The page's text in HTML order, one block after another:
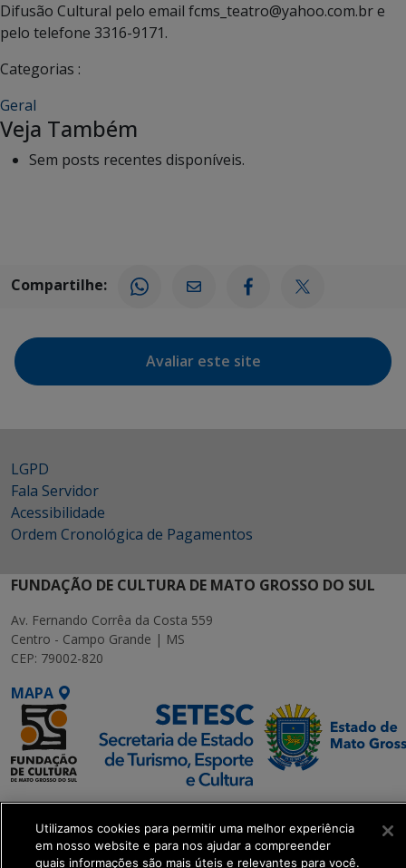
Difusão Cultural pelo email fcms_teatro@yahoo.com.br e
pelo telefone 3316-9171.
Categorias :
Geral
Veja Também
Sem posts recentes disponíveis.
Compartilhe:
Avaliar este site
LGPD
Fala Servidor
Acessibilidade
Ordem Cronológica de Pagamentos
FUNDAÇÃO DE CULTURA DE MATO GROSSO DO SUL
Av. Fernando Corrêa da Costa 559
Centro - Campo Grande | MS
CEP: 79002-820
MAPA
SETDIG | Secretaria-
Executiva de
Transformação Digital
Utilizamos cookies para permitir uma melhor experiência
em nosso website e para nos ajudar a compreender
quais informações são mais úteis e relevantes para você.